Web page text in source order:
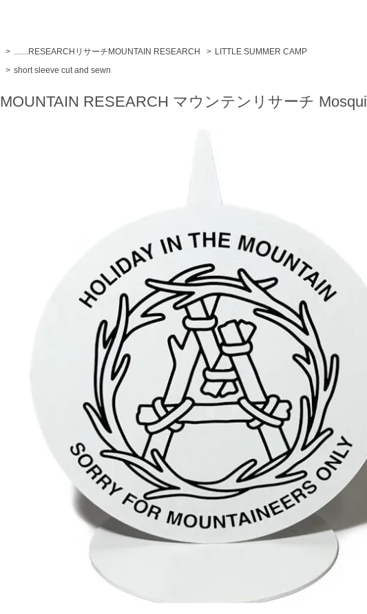
> .......RESEARCHリサーチMOUNTAIN RESEARCH > LITTLE SUMMER CAMP
> short sleeve cut and sewn
MOUNTAIN RESEARCH マウンテンリサーチ